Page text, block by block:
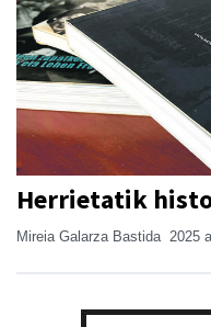
Herrietatik
Mireia Galarza Bastida 2025